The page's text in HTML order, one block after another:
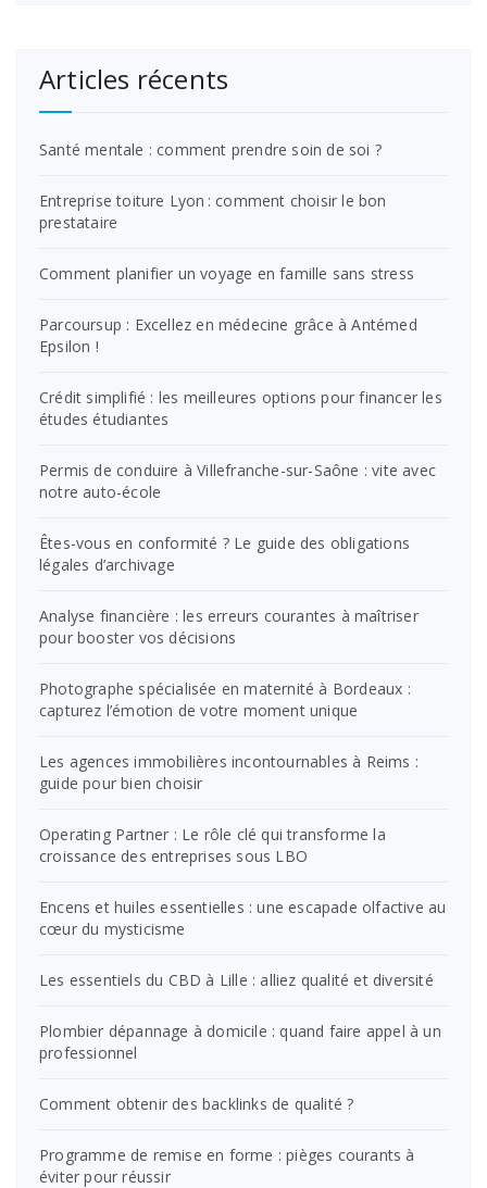
Articles récents
Santé mentale : comment prendre soin de soi ?
Entreprise toiture Lyon : comment choisir le bon
prestataire
Comment planifier un voyage en famille sans stress
Parcoursup : Excellez en médecine grâce à Antémed
Epsilon !
Crédit simplifié : les meilleures options pour financer les
études étudiantes
Permis de conduire à Villefranche-sur-Saône : vite avec
notre auto-école
Êtes-vous en conformité ? Le guide des obligations
légales d’archivage
Analyse financière : les erreurs courantes à maîtriser
pour booster vos décisions
Photographe spécialisée en maternité à Bordeaux :
capturez l’émotion de votre moment unique
Les agences immobilières incontournables à Reims :
guide pour bien choisir
Operating Partner : Le rôle clé qui transforme la
croissance des entreprises sous LBO
Encens et huiles essentielles : une escapade olfactive au
cœur du mysticisme
Les essentiels du CBD à Lille : alliez qualité et diversité
Plombier dépannage à domicile : quand faire appel à un
professionnel
Comment obtenir des backlinks de qualité ?
Programme de remise en forme : pièges courants à
éviter pour réussir